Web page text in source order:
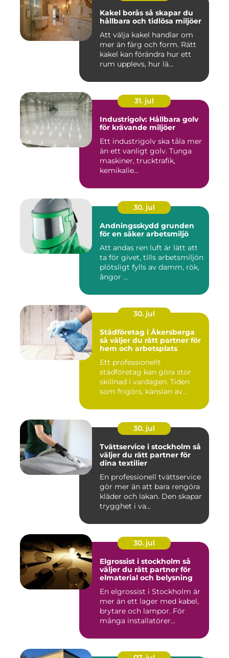
Kakel borås så skapar du
hållbara och tidlösa miljöer
Att välja kakel handlar om
mer än färg och form. Rätt
kakel kan förändra hur ett
rum upplevs, hur lä...
31. jul
Industrigolv: Hållbara golv
för krävande miljöer
Ett industrigolv ska tåla mer
än ett vanligt golv. Tunga
maskiner, trucktrafik,
kemikalie...
30. jul
Andningsskydd grunden
för en säker arbetsmiljö
Att andas ren luft är lätt att
ta för givet, tills arbetsmiljön
plötsligt fylls av damm, rök,
ångor ...
30. jul
Städföretag i Åkersberga
så väljer du rätt partner för
hem och arbetsplats
Ett professionellt
städföretag kan göra stor
skillnad i vardagen. Tiden
som frigörs, känslan av
30. jul
Tvättservice i stockholm så
väljer du rätt partner för
dina textilier
En professionell tvättservice
gör mer än att bara rengöra
kläder och lakan. Den skapar
trygghet i va...
30. jul
Elgrossist i stockholm så
väljer du rätt partner för
elmaterial och belysning
En elgrossist i Stockholm är
mer än ett lager med kabel,
brytare och lampor. För
många installatörer...